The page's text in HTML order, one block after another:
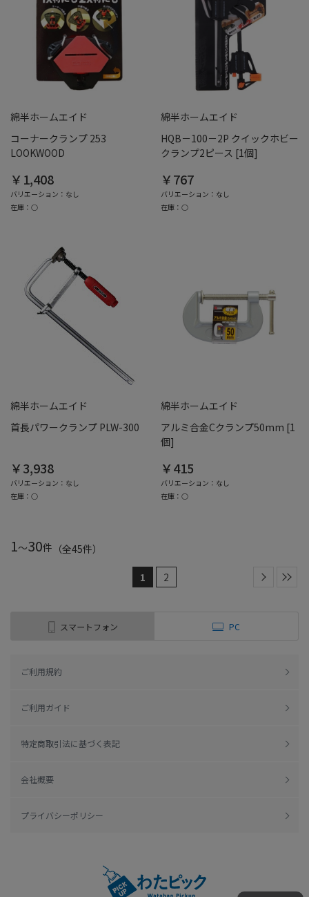
綿半ホームエイド
コーナークランプ 253
LOOKWOOD
￥1,408
バリエーション：なし
在庫：○
綿半ホームエイド
HQB－100－2P クイックホビー
クランプ2ピース [1個]
￥767
バリエーション：なし
在庫：○
綿半ホームエイド
首長パワークランプ PLW-300
￥3,938
バリエーション：なし
在庫：○
綿半ホームエイド
アルミ合金Cクランプ50mm [1
個]
￥415
バリエーション：なし
在庫：○
1～30件 （全45件）
1 2
スマートフォン PC
ご利用規約
ご利用ガイド
特定商取引法に基づく表記
会社概要
プライバシーポリシー